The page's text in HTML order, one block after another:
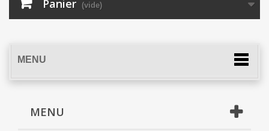
Panier (vide)
MENU
MENU